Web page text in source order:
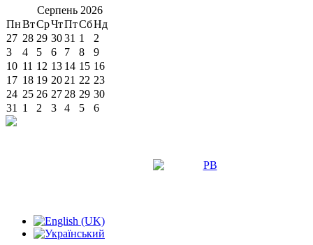
Серпень 2026
ПнВтСрЧтПтСбНд
27 28 29 3031 1
2
3
4 5 6 7 8
9
10 11 12 13 14 15 16
17 18 19 20 21 22 23
24 25 26 27 28 29 30
31
1 2 3 4 5 6